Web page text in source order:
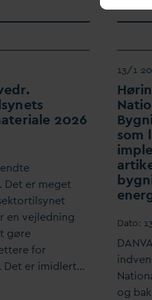
2026
Det er meget
en vejledning
gøre
for
Det er imidlert…
13/1
som
Dato:
DANV
og